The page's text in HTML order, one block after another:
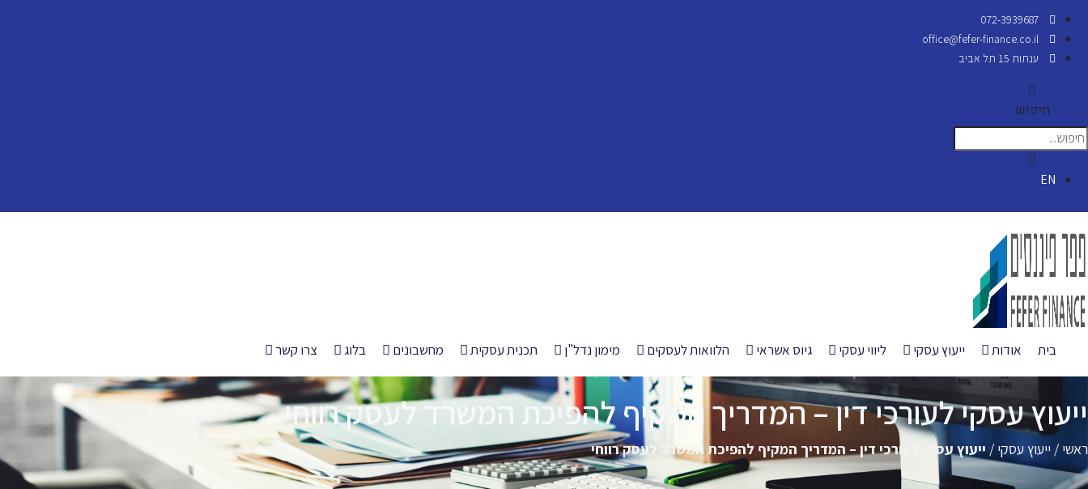
072-3939687
office@fefer-finance.co.il
ענתות 15 תל אביב
חיפוש
EN
בית אודות ייעוץ עסקי ליווי עסקי גיוס אשראי הלוואות לעסקים מימון נדל"ן תכנית עסקית מחשבונים בלוג צרו קשר
ייעוץ עסקי לעורכי דין – המדריך המקיף להפיכת המשרד לעסק רווחי
ראשי / ייעוץ עסקי / ייעוץ עסקי לעורכי דין – המדריך המקיף להפיכת המשרד לעסק רווחי